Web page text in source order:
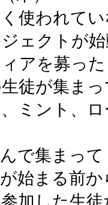
使われてい
ェクトが
アを募っ
徒が集ま
ミント、
で集まって
始まる前
加した生